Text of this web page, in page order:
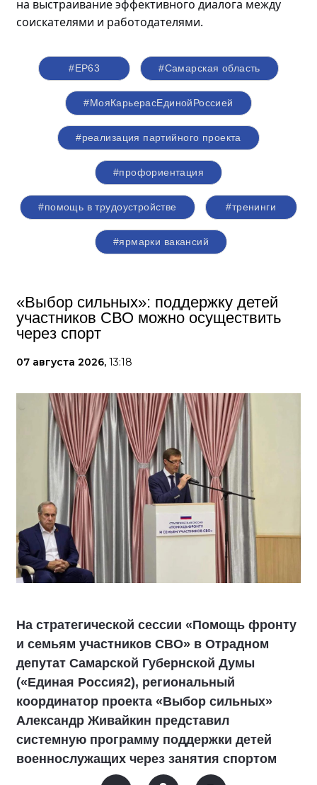
на выстраивание эффективного диалога между
соискателями и работодателями.
#ЕР63 #Самарская область
#МояКарьерасЕдинойРоссией
#реализация партийного проекта
#профориентация
#помощь в трудоустройстве #тренинги
#ярмарки вакансий
«Выбор сильных»: поддержку детей
участников СВО можно осуществить
через спорт
07 августа 2026, 13:18
На стратегической сессии «Помощь фронту
и семьям участников СВО» в Отрадном
депутат Самарской Губернской Думы
(«Единая Россия2), региональный
координатор проекта «Выбор сильных»
Александр Живайкин представил
системную программу поддержки детей
военнослужащих через занятия спортом